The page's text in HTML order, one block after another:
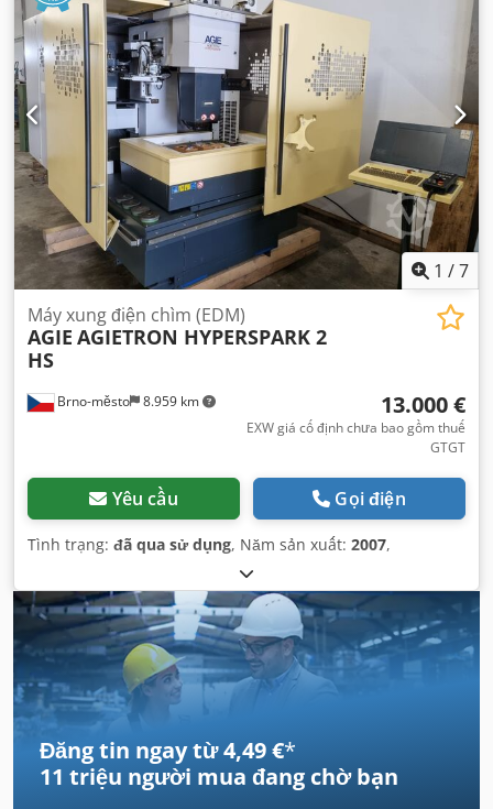
1 /7
Brno-město 8.959 km
Máy xung điện chìm (EDM)
AGIE AGIETRON HYPERSPARK 2
HS
13.000 €
EXW giá cố định chưa bao gồm thuế
GTGT
Yêu cầu Gọi điện
Tình trạng: đã qua sử dụng, Năm sản xuất: 2007,
Đăng tin ngay từ 4,49 €*
11 triệu người mua đang chờ bạn